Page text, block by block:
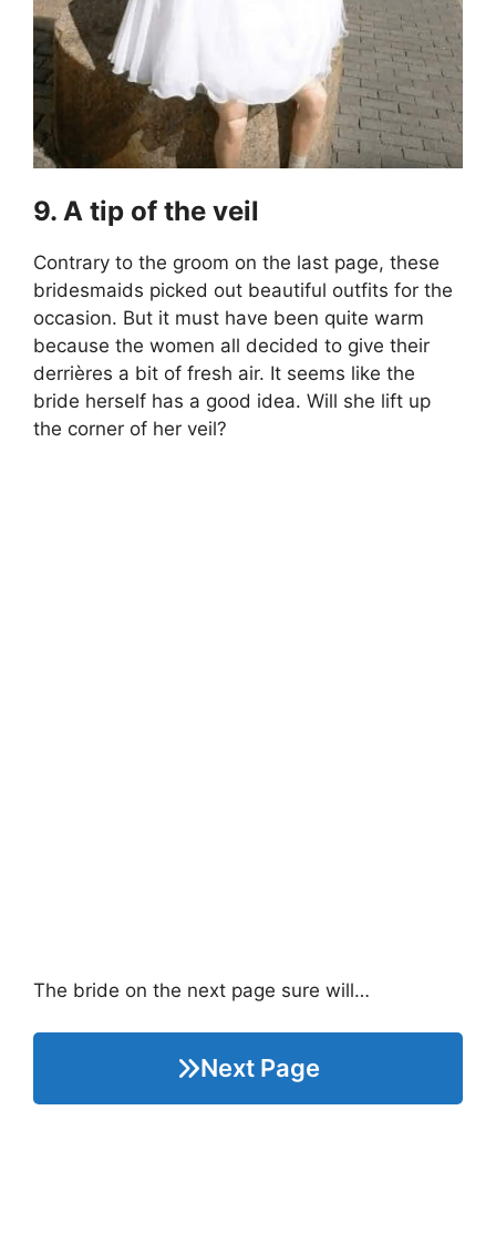
9. A tip of the veil
Contrary to the groom on the last page, these
bridesmaids picked out beautiful outfits for the
occasion. But it must have been quite warm
because the women all decided to give their
derrières a bit of fresh air. It seems like the
bride herself has a good idea. Will she lift up
the corner of her veil?
The bride on the next page sure will…
Next Page